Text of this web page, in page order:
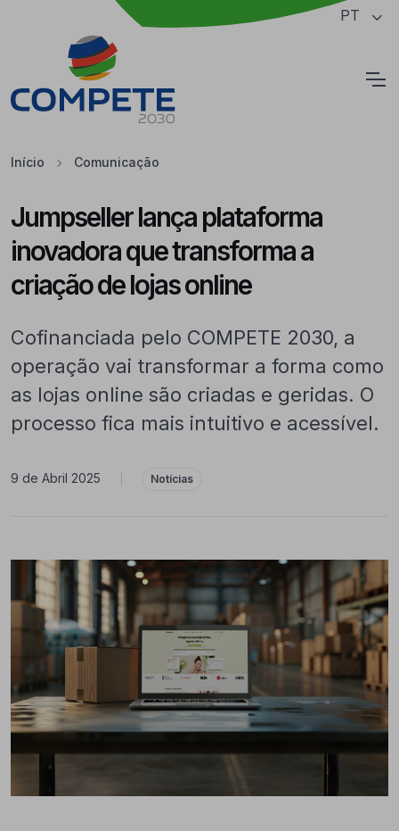
Saltar para o conteúdo principal da página PT
Início Comunicação
Jumpseller lança plataforma
inovadora que transforma a
criação de lojas online
Cofinanciada pelo COMPETE 2030, a
operação vai transformar a forma como
as lojas online são criadas e geridas. O
processo fica mais intuitivo e acessível.
9 de Abril 2025 Notícias